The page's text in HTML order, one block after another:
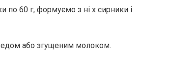
по 60 г, формуємо з ні х сирники і
або згущеним молоком.